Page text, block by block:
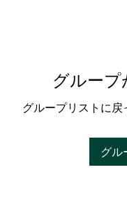
グルー
グループリストに
グル